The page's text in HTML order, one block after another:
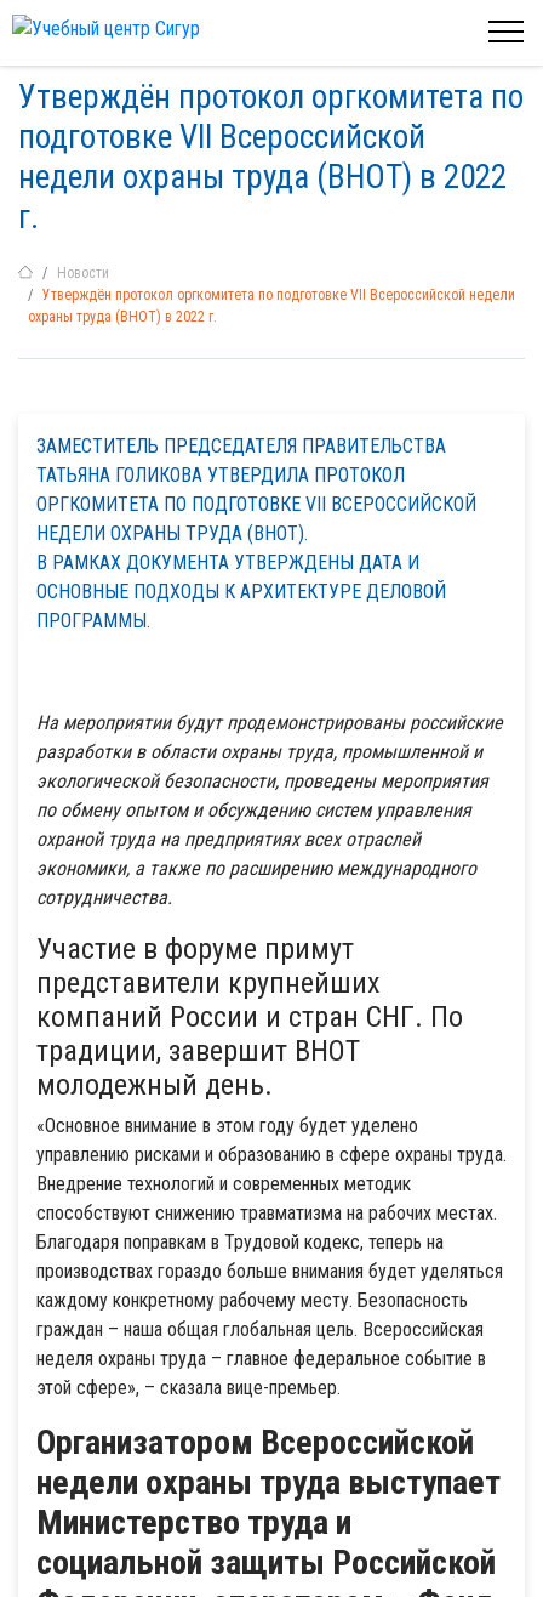
Утверждён протокол оргкомитета по
подготовке VII Всероссийской
недели охраны труда (ВНОТ) в 2022
г.
Новости
Утверждён протокол оргкомитета по подготовке VII Всероссийской недели
охраны труда (ВНОТ) в 2022 г.
ЗАМЕСТИТЕЛЬ ПРЕДСЕДАТЕЛЯ ПРАВИТЕЛЬСТВА
ТАТЬЯНА ГОЛИКОВА УТВЕРДИЛА ПРОТОКОЛ
ОРГКОМИТЕТА ПО ПОДГОТОВКЕ VII ВСЕРОССИЙСКОЙ
НЕДЕЛИ ОХРАНЫ ТРУДА (ВНОТ).
В РАМКАХ ДОКУМЕНТА УТВЕРЖДЕНЫ ДАТА И
ОСНОВНЫЕ ПОДХОДЫ К АРХИТЕКТУРЕ ДЕЛОВОЙ
ПРОГРАММЫ.
На мероприятии будут продемонстрированы российские
разработки в области охраны труда, промышленной и
экологической безопасности, проведены мероприятия
по обмену опытом и обсуждению систем управления
охраной труда на предприятиях всех отраслей
экономики, а также по расширению международного
сотрудничества.
Участие в форуме примут
представители крупнейших
компаний России и стран СНГ. По
традиции, завершит ВНОТ
молодежный день.
«Основное внимание в этом году будет уделено
управлению рисками и образованию в сфере охраны труда.
Внедрение технологий и современных методик
способствуют снижению травматизма на рабочих местах.
Благодаря поправкам в Трудовой кодекс, теперь на
производствах гораздо больше внимания будет уделяться
каждому конкретному рабочему месту. Безопасность
граждан – наша общая глобальная цель. Всероссийская
неделя охраны труда – главное федеральное событие в
этой сфере», – сказала вице-премьер.
Организатором Всероссийской
недели охраны труда выступает
Министерство труда и
социальной защиты Российской